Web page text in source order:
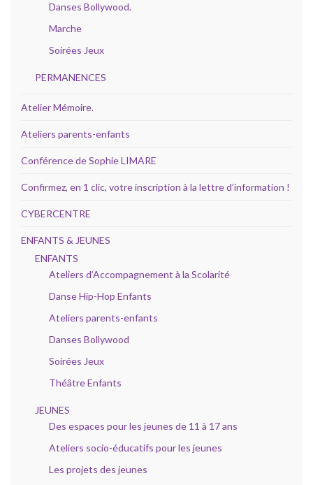
Danses Bollywood.
Marche
Soirées Jeux
PERMANENCES
Atelier Mémoire.
Ateliers parents-enfants
Conférence de Sophie LIMARE
Confirmez, en 1 clic, votre inscription à la lettre d’information !
CYBERCENTRE
ENFANTS & JEUNES
ENFANTS
Ateliers d’Accompagnement à la Scolarité
Danse Hip-Hop Enfants
Ateliers parents-enfants
Danses Bollywood
Soirées Jeux
Théâtre Enfants
JEUNES
Des espaces pour les jeunes de 11 à 17 ans
Ateliers socio-éducatifs pour les jeunes
Les projets des jeunes